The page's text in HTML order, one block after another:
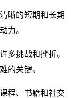
晰的短期和长期
力。
多挑战和挫折。
的关键。
程、书籍和社交